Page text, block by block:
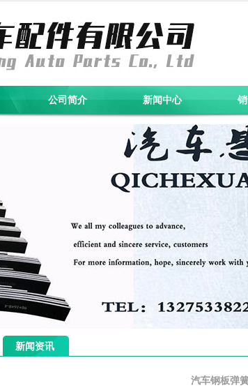
公司简介 新闻中心
新闻资讯
汽车钢板弹